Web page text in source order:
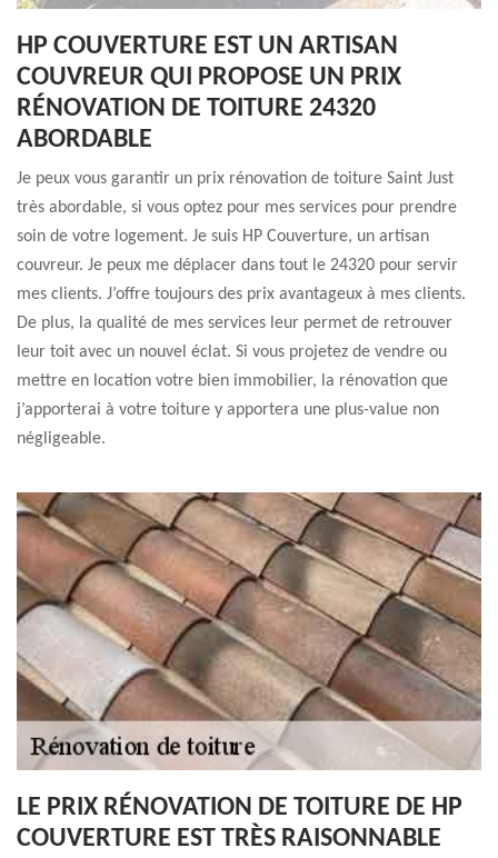
HP COUVERTURE EST UN ARTISAN
COUVREUR QUI PROPOSE UN PRIX
RÉNOVATION DE TOITURE 24320
ABORDABLE
Je peux vous garantir un prix rénovation de toiture Saint Just
très abordable, si vous optez pour mes services pour prendre
soin de votre logement. Je suis HP Couverture, un artisan
couvreur. Je peux me déplacer dans tout le 24320 pour servir
mes clients. J’offre toujours des prix avantageux à mes clients.
De plus, la qualité de mes services leur permet de retrouver
leur toit avec un nouvel éclat. Si vous projetez de vendre ou
mettre en location votre bien immobilier, la rénovation que
j’apporterai à votre toiture y apportera une plus-value non
négligeable.
LE PRIX RÉNOVATION DE TOITURE DE HP
COUVERTURE EST TRÈS RAISONNABLE